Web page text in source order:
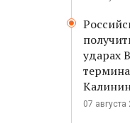
ударах
07